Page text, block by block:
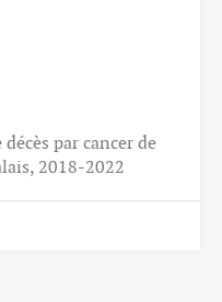
par cancer de
2018-2022